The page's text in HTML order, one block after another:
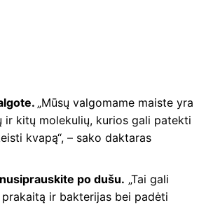
„Mūsų valgomame maiste yra
ir kitų molekulių, kurios gali patekti
kvapą“, – sako daktaras
po dušu. „Tai gali
ir bakterijas bei padėti